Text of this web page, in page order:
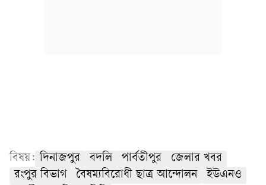
বিষয়: দিনাজপুর বদলি পার্বতীপুর
জেলার খবর
রংপুর বিভাগ
বৈষম্যবিরোধী ছাত্র আন্দোলন
ইউএনও